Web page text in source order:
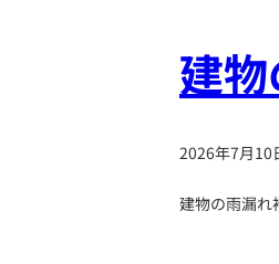
建
2026年7月10
建物の雨漏れ